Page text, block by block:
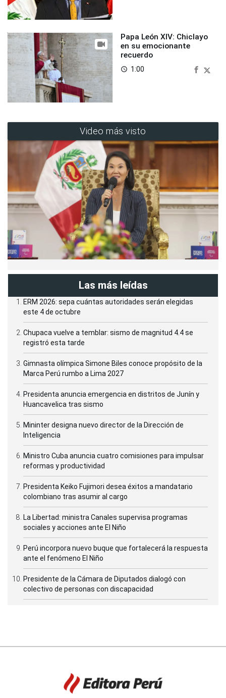
Papa León XIV: Chiclayo
en su emocionante
recuerdo
access_time 1:00
Video más visto
Las más leídas
ERM 2026: sepa cuántas autoridades serán elegidas
este 4 de octubre
Chupaca vuelve a temblar: sismo de magnitud 4.4 se
registró esta tarde
Gimnasta olímpica Simone Biles conoce propósito de la
Marca Perú rumbo a Lima 2027
Presidenta anuncia emergencia en distritos de Junín y
Huancavelica tras sismo
Mininter designa nuevo director de la Dirección de
Inteligencia
Ministro Cuba anuncia cuatro comisiones para impulsar
reformas y productividad
Presidenta Keiko Fujimori desea éxitos a mandatario
colombiano tras asumir al cargo
La Libertad: ministra Canales supervisa programas
sociales y acciones ante El Niño
Perú incorpora nuevo buque que fortalecerá la respuesta
ante el fenómeno El Niño
Presidente de la Cámara de Diputados dialogó con
colectivo de personas con discapacidad